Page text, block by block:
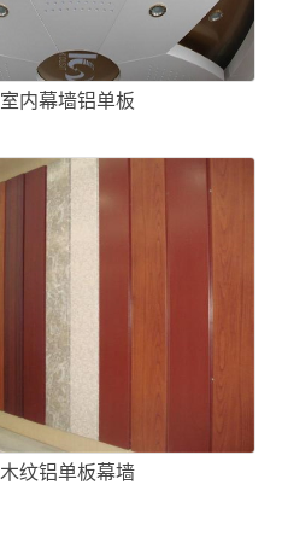
室内幕墙铝单板
木纹铝单板幕墙